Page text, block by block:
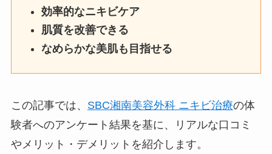
効率的なニキビケア
肌質を改善できる
なめらかな美肌も目指せる
この記事では、 SBC湘南美容外科 ニキビ治療の体
験者へのアンケート結果を基に、リアルな口コミ
やメリット・デメリットを紹介します。